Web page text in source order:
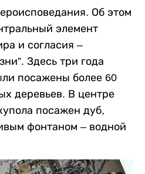
Об этом
элемент
и согласия –
Здесь три года
посажены более 60
деревьев. В центре
посажен дуб,
фонтаном – водной